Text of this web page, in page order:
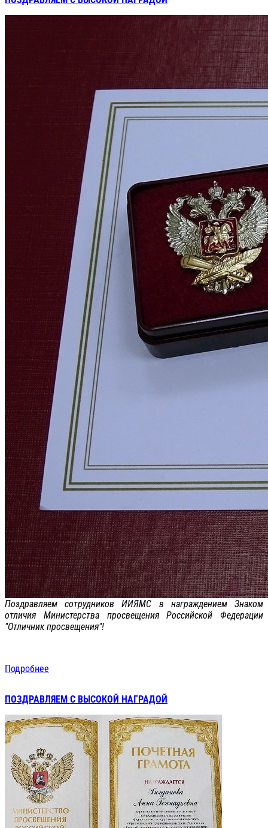
Поздравляем сотрудников ИИЯМС в награждением Знаком
отличия Министерства просвещения Российской Федерации
"Отличник просвещения"!
Подробнее
ПОЗДРАВЛЯЕМ С ВЫСОКОЙ НАГРАДОЙ